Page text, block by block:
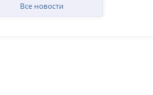
Все новости